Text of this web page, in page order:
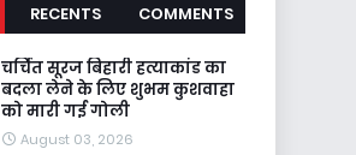
RECENTS COMMENTS
चर्चित सूरज बिहारी हत्याकांड का
बदला लेने के लिए शुभम कुशवाहा
को मारी गई गोली
August 03, 2026